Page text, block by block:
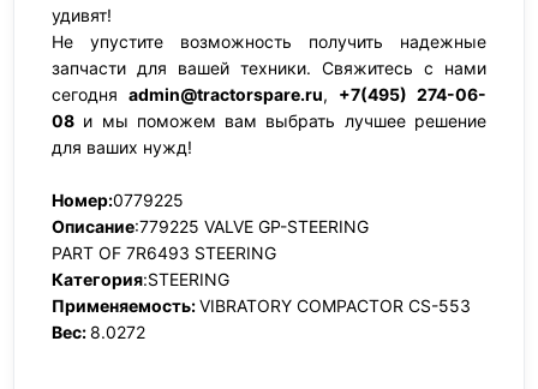
удивят!
Не упустите возможность получить надежные
запчасти для вашей техники. Свяжитесь с нами
сегодня admin@tractorspare.ru, +7(495) 274-06-
08 и мы поможем вам выбрать лучшее решение
для ваших нужд!
Номер:0779225
Описание:779225 VALVE GP-STEERING
PART OF 7R6493 STEERING
Категория:STEERING
Применяемость:VIBRATORY COMPACTOR CS-553
Вес:8.0272